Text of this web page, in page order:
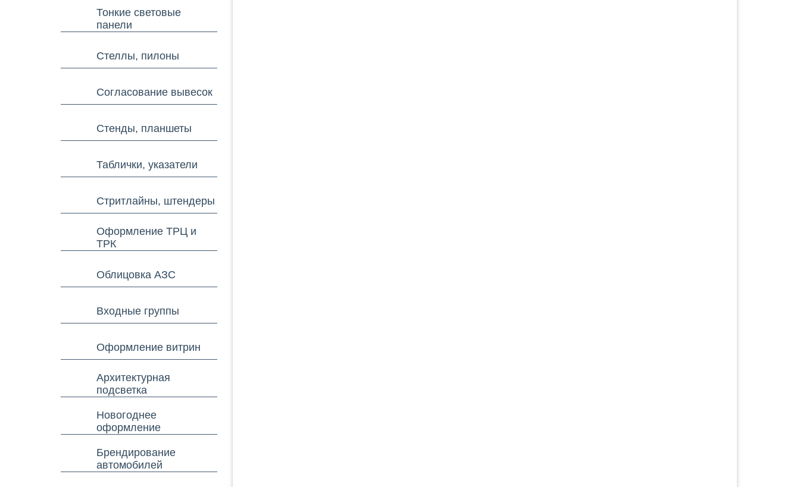
Тонкие световые
панели
Стеллы, пилоны
Согласование вывесок
Стенды, планшеты
Таблички, указатели
Стритлайны, штендеры
Оформление ТРЦ и
ТРК
Облицовка АЗС
Входные группы
Оформление витрин
Архитектурная
подсветка
Новогоднее
оформление
Брендирование
автомобилей